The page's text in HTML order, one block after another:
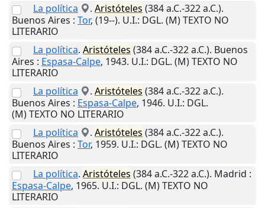
La política
. Aristóteles (384 a.C.-322 a.C.).
Buenos Aires : Tor, (19--). U.I.: DGL. (M) TEXTO NO
LITERARIO
La política. Aristóteles (384 a.C.-322 a.C.). Buenos
Aires : Espasa-Calpe, 1943. U.I.: DGL. (M) TEXTO NO
LITERARIO
La política
. Aristóteles (384 a.C.-322 a.C.).
Buenos Aires : Espasa-Calpe, 1946. U.I.: DGL.
(M) TEXTO NO LITERARIO
La política
. Aristóteles (384 a.C.-322 a.C.).
Buenos Aires : Tor, 1959. U.I.: DGL. (M) TEXTO NO
LITERARIO
La política. Aristóteles (384 a.C.-322 a.C.). Madrid :
Espasa-Calpe, 1965. U.I.: DGL. (M) TEXTO NO
LITERARIO